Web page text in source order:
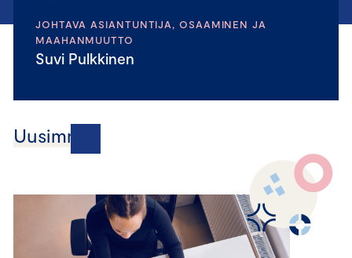
JOHTAVA ASIANTUNTIJA, OSAAMINEN JA
MAAHANMUUTTO
Suvi Pulkkinen
Uusimmat